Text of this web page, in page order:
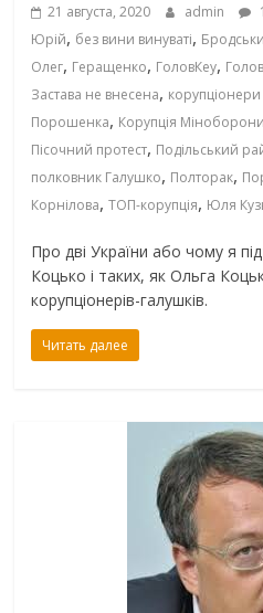
21 августа, 2020 admin
Юрій, без вини винуваті,
Олег, Геращенко, ГоловКеу,
Застава не внесена, корупціонери
Порошенка, Корупція Міноборони
Пісочний протест, Подільський
полковник Галушко, Полторак,
Корнілова,ТОП-корупція, Юля
Про дві України або чому я
Коцько і таких, як Ольга
корупціонерів-галушків.
Читать далее